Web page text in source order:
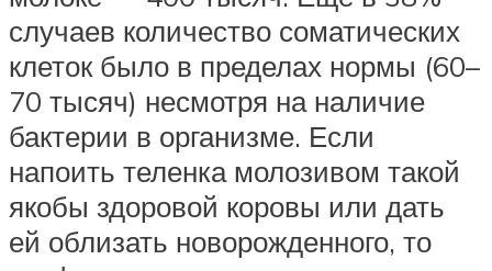
случаев количество соматических
клеток было в пределах нормы (60–
70 тысяч) несмотря на наличие
бактерии в организме. Если
напоить теленка молозивом такой
якобы здоровой коровы или дать
ей облизать новорожденного, то